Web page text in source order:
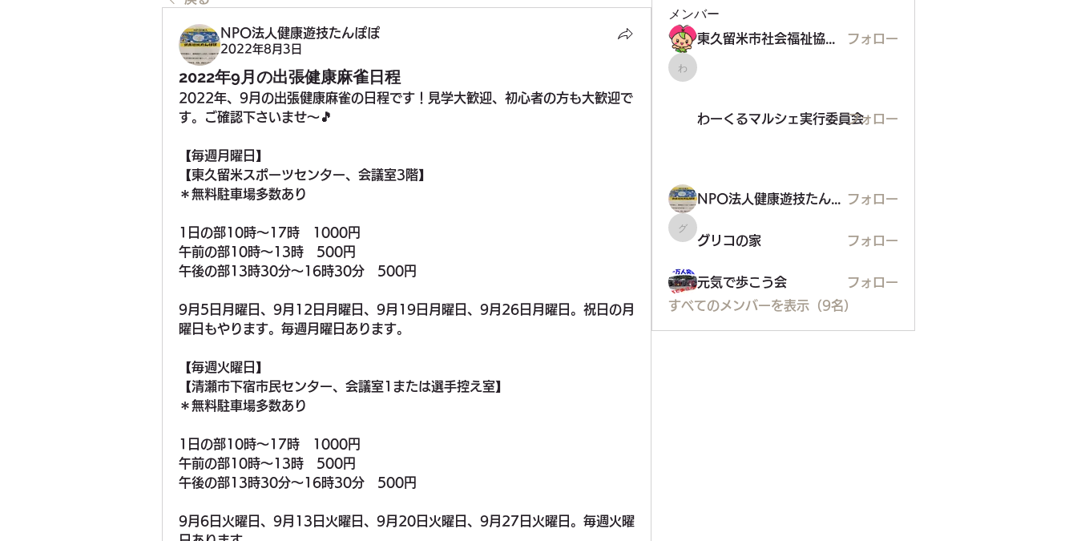
NPO法人健康遊技たんぽぽ
2022年8月3日
2022年9月の出張健康麻雀日程
2022年、9月の出張健康麻雀の日程です！見学大歓迎、初心者の方も大歓迎で
す。ご確認下さいませ〜🎵
【毎週月曜日】
【東久留米スポーツセンター、会議室3階】
＊無料駐車場多数あり
1日の部10時〜17時　1000円
午前の部10時〜13時　500円
午後の部13時30分〜16時30分　500円
9月5日月曜日、9月12日月曜日、9月19日月曜日、9月26日月曜日。祝日の月
曜日もやります。毎週月曜日あります。
【毎週火曜日】
【清瀬市下宿市民センター、会議室1または選手控え室】
＊無料駐車場多数あり
1日の部10時〜17時　1000円
午前の部10時〜13時　500円
午後の部13時30分〜16時30分　500円
9月6日火曜日、9月13日火曜日、9月20日火曜日、9月27日火曜日。毎週火曜
メンバー
東久留米市社会福祉協議会 フォロー
わーくるマルシェ実行委員会
わーくるマルシェ実行委員会フォロー
NPO法人健康遊技たんぽぽ フォロー
グリコの家
グリコの家 フォロー
元気で歩こう会
フォロー
すべてのメンバーを表示（9名）